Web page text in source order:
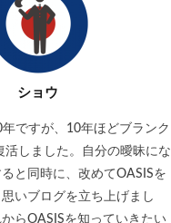
ショウ
ですが、10年ほどブランク
活しました。自分の曖昧にな
と同時に、改めてOASISを
いブログを立ち上げまし
らOASISを知っていきたい